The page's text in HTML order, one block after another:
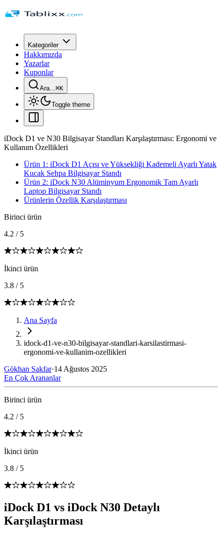
Kategoriler
Hakkımızda
Yazarlar
Kuponlar
Ara...⌘K
Toggle theme
iDock D1 ve N30 Bilgisayar Standları Karşılaştırması: Ergonomi ve
Kullanım Özellikleri
Ürün 1: iDock D1 Açısı ve Yüksekliği Kademeli Ayarlı Yatak
Kucak Sehpa Bilgisayar Standı
Ürün 2: iDock N30 Alüminyum Ergonomik Tam Ayarlı
Laptop Bilgisayar Standı
Ürünlerin Özellik Karşılaştırması
Birinci ürün
4.2 / 5
İkinci ürün
3.8 / 5
Ana Sayfa
idock-d1-ve-n30-bilgisayar-standlari-karsilastirmasi-
ergonomi-ve-kullanim-ozellikleri
Gökhan Sakfar·14 Ağustos 2025
En Çok Arananlar
Birinci ürün
4.2 / 5
İkinci ürün
3.8 / 5
iDock D1 vs iDock N30 Detaylı
Karşılaştırması